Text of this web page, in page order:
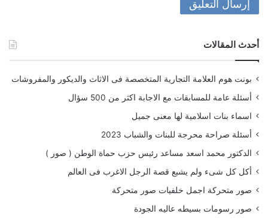
أحدث المقالات
بونت هوم العلامة التجارية المتخصصة فى الاثاث والديكور والمفروشات
أسئلة عامة للمسابقات مع الاجابة اكثر من 500 سؤال
اسماء بنات اسلامية لها معنى جميل
أسئلة صراحة محرجة للبنات والشباب 2023
الدكتور محمد اسعد مساعد رئيس حزب حماة الوطن ( صور )
أكل كل شىء ولم يشبع قصة الرجل الاغرب فى العالم
صور متحركة اجمل خلفيات صور متحركة
صور رسومات بسيطه عاليه الجودة